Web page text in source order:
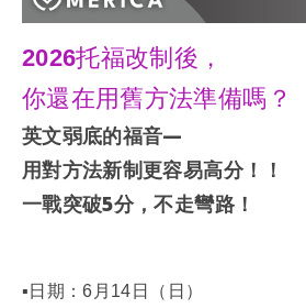
2026托福改制後，
你還在用舊方法準備嗎？
英文弱底的福音—
用對方法新制更容易高分！！
一戰突破5分，不走彎路！
▪️日期：6月14日（日）